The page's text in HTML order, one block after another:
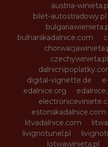
austria-
bilet-autostradowy.pl
bulharskadalnice.com
czechywinieta.pl
digital-vignette.de
edalnice.org
estonskadalnice.com
litvadalnice.com
livignotunel.pl
lotwawinieta.pl